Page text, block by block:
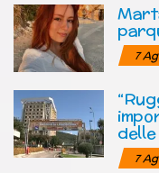
7
7